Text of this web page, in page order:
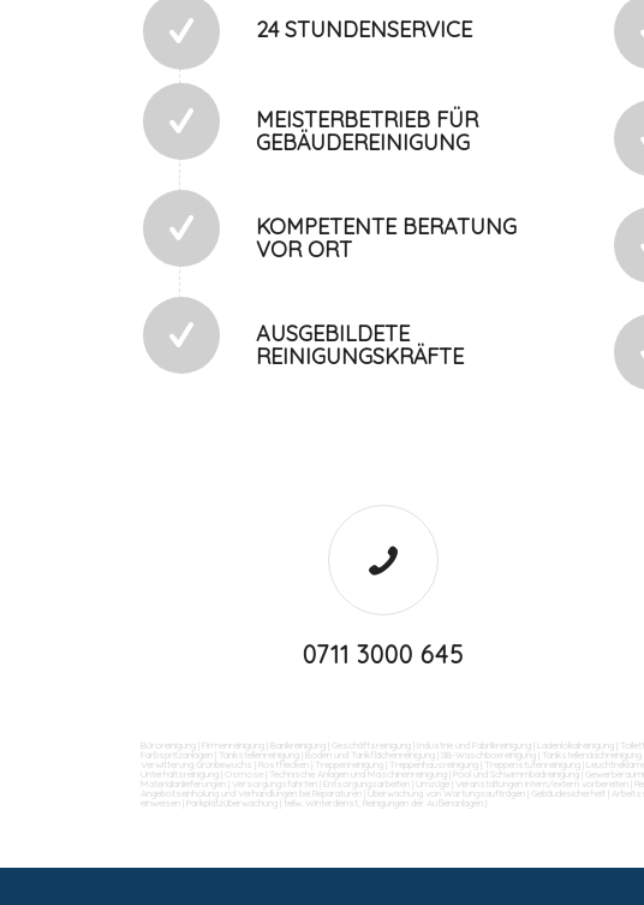
24 STUNDENSERVICE
MEISTERBETRIEB FÜR
GEBÄUDEREINIGUNG
KOMPETENTE BERATUNG
VOR ORT
AUSGEBILDETE
REINIGUNGSKRÄFTE
0711 3000 645
Büroreinigung |Firmenreinigung |Bankreinigung Geschäftsreinigung |Industrie und Fabrikreinigung |Ladenlokalreinigung
Farbspritzanlagen
Tankstellenreinigung |Boden und Tankflächenreinigung SB-Waschboxreinigung Tankstellendachreinigung
Verwitterung Grünbewuchs
|Rostflecken Treppenreinigung Treppenhausreinigung Treppenstufenreinigung |
Unterhaltsreinigung Osmose Technische Anlagen und Maschinenreinigung |Pool und Schwimmbadreinigung
Materialanlieferungen
Versorgungsfahrten |Entsorgungsarbeiten |Umzüge Veranstaltungen intern/extern vorbereiten
Angebotseinholung und Verhandlungen bei Reparaturen
Überwachung von Wartungsaufträgen Gebäudesicherheit
einweisen
|Parkplatzüberwachung |teilw. Winterdienst, Reinigungen der Außenanlagen